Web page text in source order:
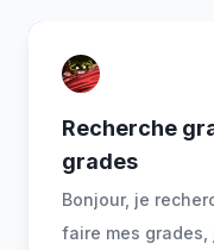
Recherche
grades
Bonjour, je
faire mes